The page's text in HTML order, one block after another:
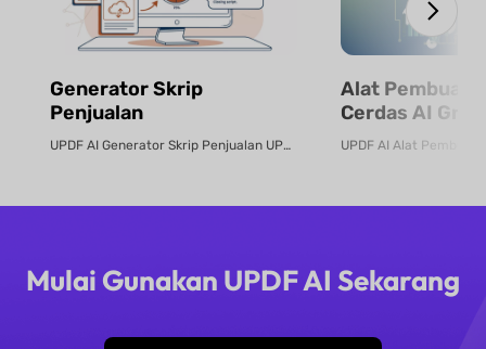
Generator Skrip
Penjualan
UPDF AI Generator Skrip Penjualan UPDF AI mengubah PDF produk atau deskrip...
Alat Pembuat
Cerdas AI
Mulai Gunakan UPDF AI Sekarang